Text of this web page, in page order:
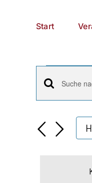
Start
für
26.
Suche
und
Bitte
eingeben.
Suche